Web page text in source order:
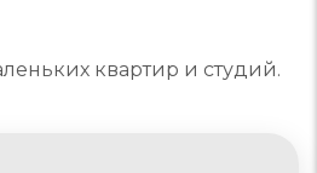
квартир и студий.